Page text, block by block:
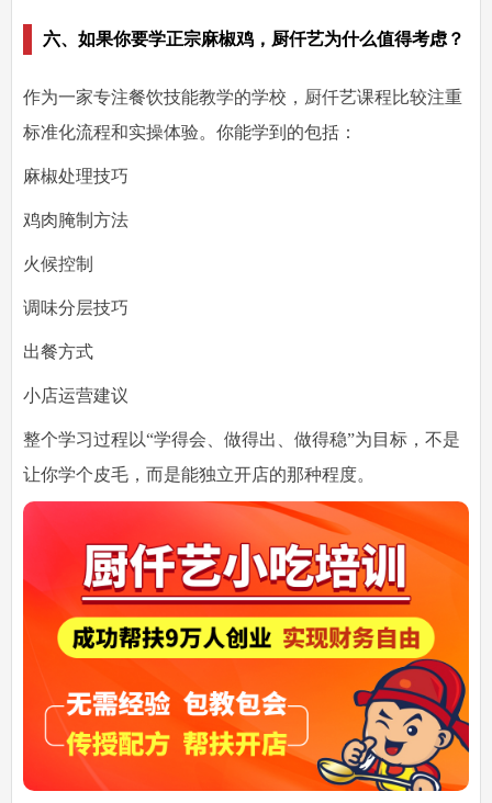
六、如果你要学正宗麻椒鸡，厨仟艺为什么值得考虑？
作为一家专注餐饮技能教学的学校，厨仟艺课程比较注重
标准化流程和实操体验。你能学到的包括：
麻椒处理技巧
鸡肉腌制方法
火候控制
调味分层技巧
出餐方式
小店运营建议
整个学习过程以“学得会、做得出、做得稳”为目标，不是
让你学个皮毛，而是能独立开店的那种程度。